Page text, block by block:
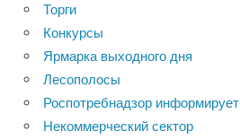
Торги
Конкурсы
Ярмарка выходного дня
Лесополосы
Роспотребнадзор информирует
Некоммерческий сектор